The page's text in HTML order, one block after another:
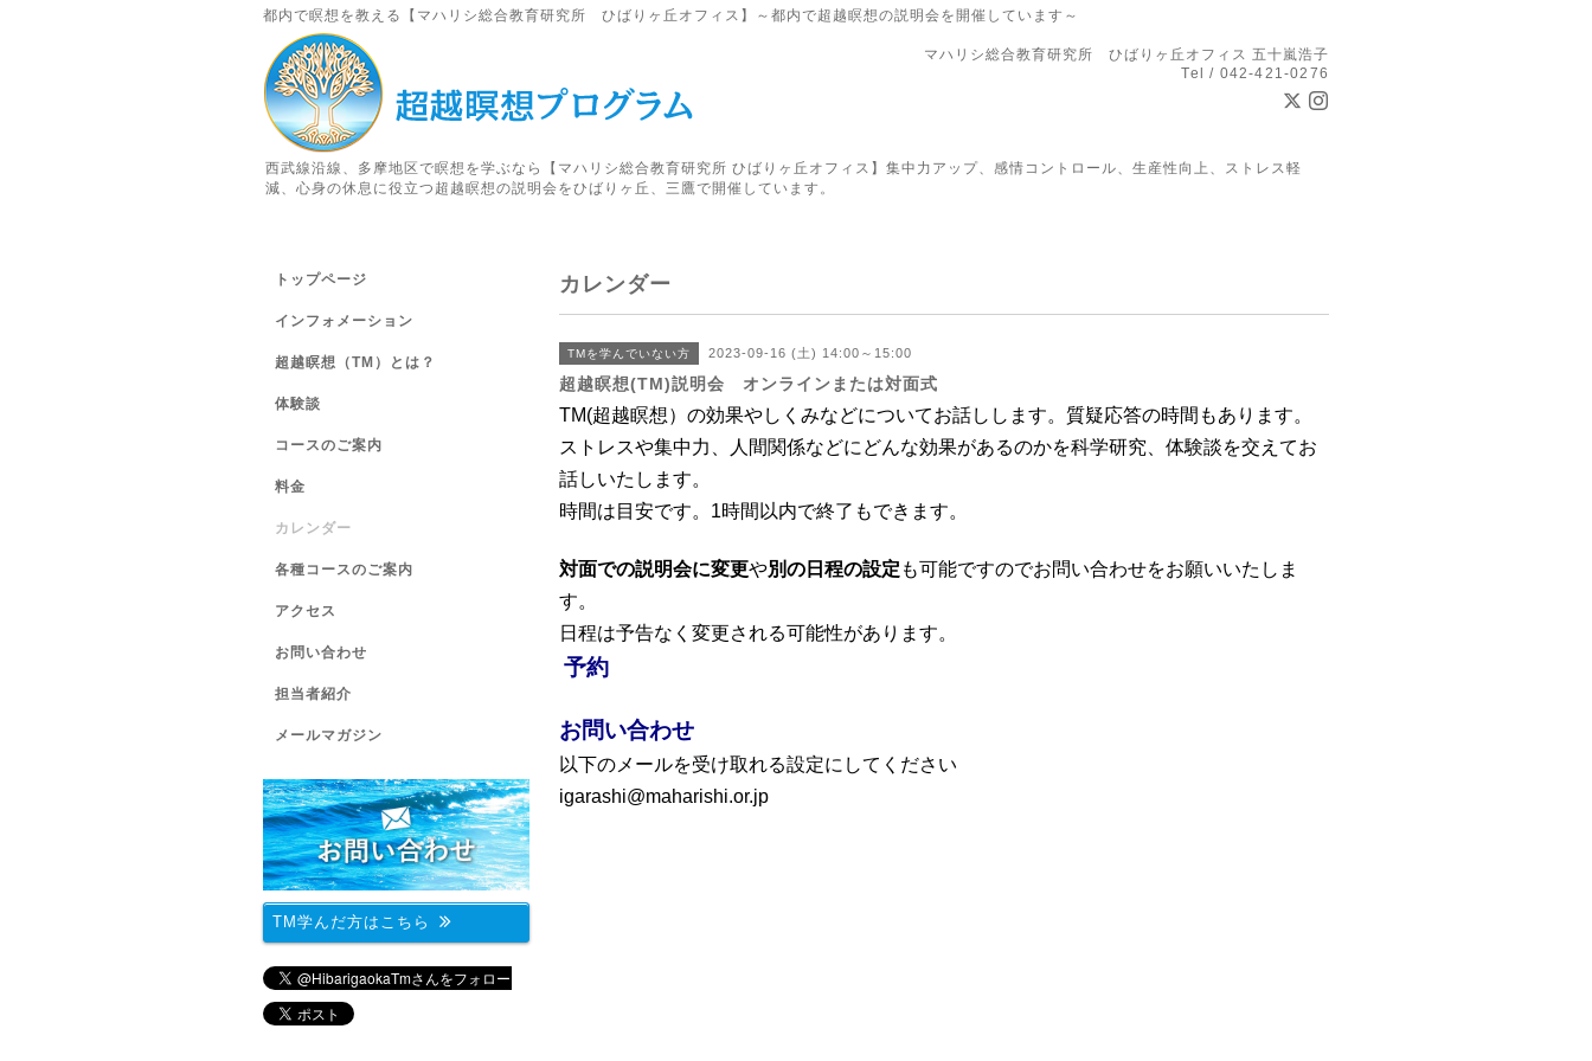
都内で瞑想を教える【マハリシ総合教育研究所 ひばりヶ丘オフィス】～都内で超越瞑想の説明会を開催しています～
マハリシ総合教育研究所 ひばりヶ丘オフィス 五十嵐浩子
Tel / 042-421-0276
西武線沿線、多摩地区で瞑想を学ぶなら【マハリシ総合教育研究所 ひばりヶ丘オフィス】集中力アップ、感情コントロール、生産性向上、ストレス軽
減、心身の休息に役立つ超越瞑想の説明会をひばりヶ丘、三鷹で開催しています。
カレンダー
TMを学んでいない方 2023-09-16 (土) 14:00～15:00
超越瞑想(TM)説明会 オンラインまたは対面式
TM(超越瞑想）の効果やしくみなどについてお話しします。 質疑応答の時間もあります。
ストレスや集中力、人間関係などにどんな効果があるのかを科学研究、体験談を交えてお
話しいたします。
時間は目安です。1時間以内で終了もできます。
対面での説明会に変更や別の日程の設定 も可能ですのでお問い合わせをお願いいたしま
す。
日程は予告なく変更される可能性があります。
予約
お問い合わせ
以下のメールを受け取れる設定にしてください
igarashi@maharishi.or.jp
トップページ
インフォメーション
超越瞑想（TM）とは？
体験談
コースのご案内
料金
カレンダー
各種コースのご案内
アクセス
お問い合わせ
担当者紹介
メールマガジン
TM学んだ方はこちら